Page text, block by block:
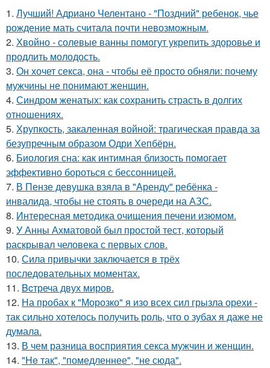
1. Лучший! Адриано Челентано - "Поздний" ребенок, чье
рождение мать считала почти невозможным.
2. Хвойно - солевые ванны помогут укрепить здоровье и
продлить молодость.
3. Он хочет секса, она - чтобы её просто обняли: почему
мужчины не понимают женщин.
4. Синдром женатых: как сохранить страсть в долгих
отношениях.
5. Хрупкость, закаленная войной: трагическая правда за
безупречным образом Одри Хепбёрн.
6. Биология сна: как интимная близость помогает
эффективно бороться с бессонницей.
7. В Пензе девушка взяла в "Аренду" ребёнка -
инвалида, чтобы не стоять в очереди на АЗС.
8. Интересная методика очищения печени изюмом.
9. У Анны Ахматовой был простой тест, который
раскрывал человека с первых слов.
10. Сила привычки заключается в трёх
последовательных моментах.
11. Bcтреча двух миров.
12. На пробах к "Морозко" я изо всех сил грызла орехи -
так сильно хотелось получить роль, что о зубах я даже не
думала.
13. В чем разница восприятия секса мужчин и женщин.
14. "He так", "помедленнее", "не сюда".